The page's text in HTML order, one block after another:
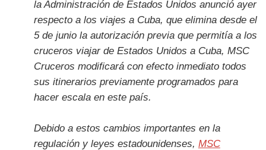
la Administración de Estados Unidos anunció ayer
respecto a los viajes a Cuba, que elimina desde el
5 de junio la autorización previa que permitía a los
cruceros viajar de Estados Unidos a Cuba, MSC
Cruceros modificará con efecto inmediato todos
sus itinerarios previamente programados para
hacer escala en este país.
Debido a estos cambios importantes en la
regulación y leyes estadounidenses, MSC